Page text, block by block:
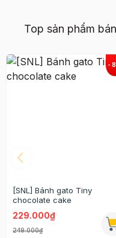
Top sản phẩm
[SNL] Bánh gato Tiny
chocolate cake
229.000₫
249.000₫